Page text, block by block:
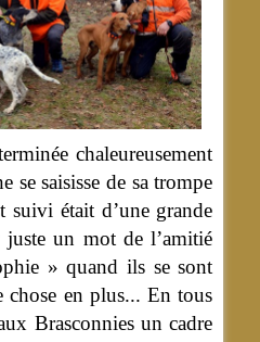
chaleureusement
saisisse de sa trompe
suivi était d’une grande
juste un mot de l’amitié
» quand ils se sont
chose en plus... En tous
Brasconnies un cadre